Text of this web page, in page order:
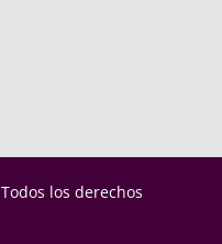
los derechos